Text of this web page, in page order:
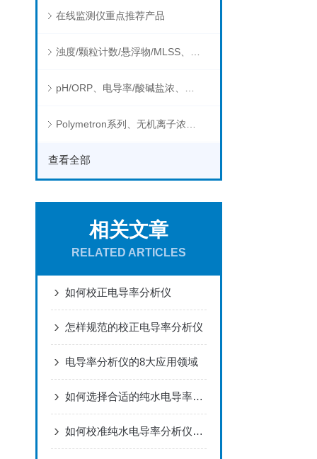
在线监测仪重点推荐产品
查看全部
相关文章
RELATED ARTICLES
如何校正电导率分析仪
怎样规范的校正电导率分析仪
电导率分析仪的8大应用领域
如何选择合适的纯水电导率分析仪
如何校准纯水电导率分析仪以确保其测量精度？